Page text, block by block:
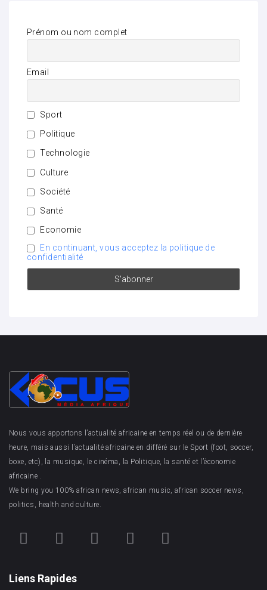
Prénom ou nom complet
Email
Sport
Politique
Technologie
Culture
Société
Santé
Economie
En continuant, vous acceptez la politique de
confidentialité
Nous vous apportons l’actualité africaine en temps réel ou de dernière
heure, mais aussi l’actualité africaine en différé sur le Sport (foot, soccer,
boxe, etc), la musique, le cinéma, la Politique, la santé et l’économie
africaine .
We bring you 100% african news, african music, african soccer news,
politics, health and culture.
Liens Rapides